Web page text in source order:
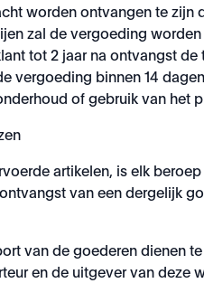
worden ontvangen te zijn
zal de vergoeding
tot 2 jaar na ontvangst
vergoeding binnen 14
of gebruik van het
artikelen, is elk
van een dergelijk
van de goederen dienen
en de uitgever van